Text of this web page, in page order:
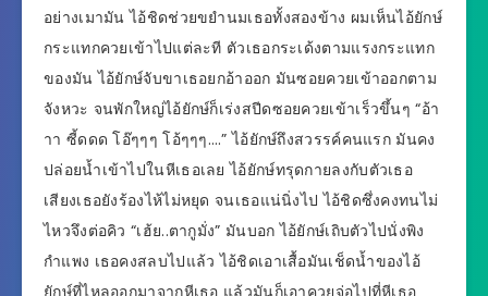
อย่างเมามัน ไอ้ชิดช่วยขยำนมเธอทั้งสองข้าง ผมเห็นไอ้ยักษ์
กระแทกควยเข้าไปแต่ละที ตัวเธอกระเด้งตามแรงกระแทก
ของมัน ไอ้ยักษ์จับขาเธอยกอ้าออก มันซอยควยเข้าออกตาม
จังหวะ จนพักใหญ่ไอ้ยักษ์ก็เร่งสปีดซอยควยเข้าเร็วขึ้นๆ “อ้า
าา ซี้ดดด โอ๊ๆๆๆ โอ้ๆๆๆ….” ไอ้ยักษ์ถึงสวรรค์คนแรก มันคง
ปล่อยน้ำเข้าไปในหีเธอเลย ไอ้ยักษ์ทรุดกายลงกับตัวเธอ
เสียงเธอยังร้องไห้ไม่หยุด จนเธอแน่นิ่งไป ไอ้ชิดซึ่งคงทนไม่
ไหวจึงต่อคิว “เฮ้ย..ตากูมั่ง” มันบอก ไอ้ยักษ์เถิบตัวไปนั่งพิง
กำแพง เธอคงสลบไปแล้ว ไอ้ชิดเอาเสื้อมันเช็ดน้ำของไอ้